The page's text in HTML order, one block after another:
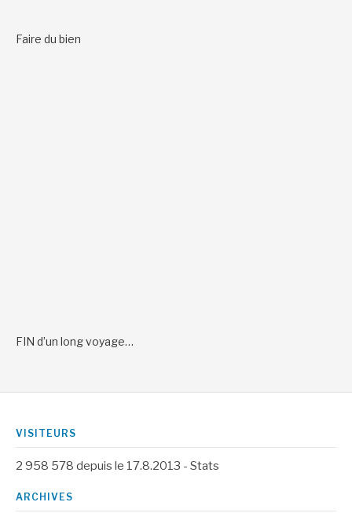
Faire du bien
FIN d’un long voyage…
VISITEURS
2 958 578 depuis le 17.8.2013 - Stats
ARCHIVES